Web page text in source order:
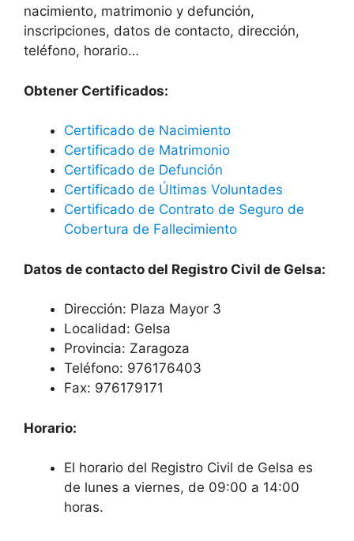
nacimiento, matrimonio y defunción,
inscripciones, datos de contacto, dirección,
teléfono, horario…
Obtener Certificados:
Certificado de Nacimiento
Certificado de Matrimonio
Certificado de Defunción
Certificado de Últimas Voluntades
Certificado de Contrato de Seguro de
Cobertura de Fallecimiento
Datos de contacto del Registro Civil de Gelsa:
Dirección: Plaza Mayor 3
Localidad: Gelsa
Provincia: Zaragoza
Teléfono: 976176403
Fax: 976179171
Horario:
El horario del Registro Civil de Gelsa es
de lunes a viernes, de 09:00 a 14:00
horas.